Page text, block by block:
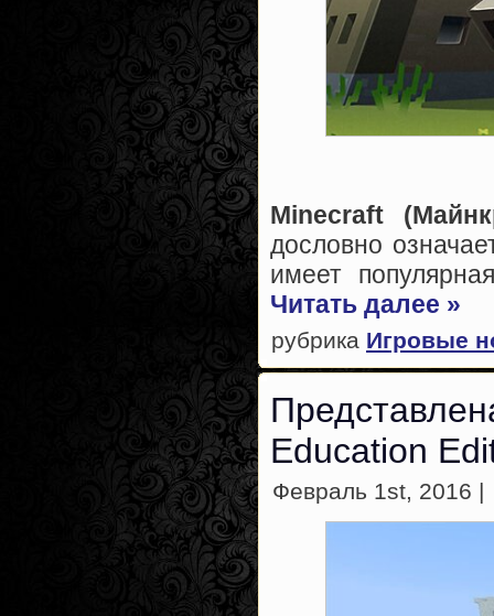
Minecraft
дословно
имеет
Читать далее »
рубрика Игровые
Education
Февраль 1st, 2016 |